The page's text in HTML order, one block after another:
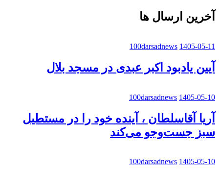
آخرین ارسال ها
100darsadnews 1405-05-11
آیین یادبود اکبر عبدی در مسجد بلال
100darsadnews 1405-05-10
آریا آقاسلطان ، آینده خود را در مستطیل
سبز جست‌وجو می‌کند
100darsadnews 1405-05-10